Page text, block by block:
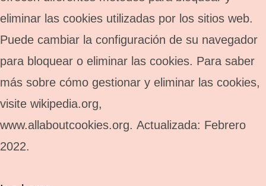
eliminar las cookies utilizadas por los sitios web.
Puede cambiar la configuración de su navegador
para bloquear o eliminar las cookies. Para saber
más sobre cómo gestionar y eliminar las cookies,
visite wikipedia.org,
www.allaboutcookies.org. Actualizada: Febrero
2022.